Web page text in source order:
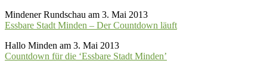
Mindener Rundschau am 3. Mai 2013
Essbare Stadt Minden – Der Countdown läuft
Hallo Minden am 3. Mai 2013
Countdown für die ‘Essbare Stadt Minden’